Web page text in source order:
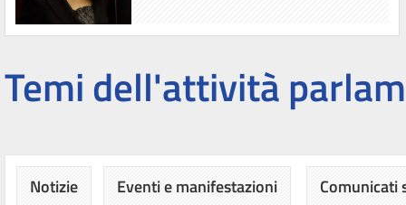
Temi dell'attività
Notizie Eventi e manifestazioni Comunicati